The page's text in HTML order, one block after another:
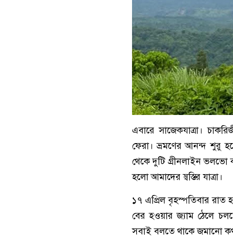
এবারে সাজেকযাত্রা।
ফেরা। ভ্রমণের আনন্দ শুরু
থেকে দুটি গ্রীনলাইন ভলভো
হলো আমাদের স্বস্তির যাত্রা।
১৭ এপ্রিল বৃহস্পতিবার রাত
বের হওয়ার জ্যাম ঠেলে
সবাই বলতে থাকে জমানো